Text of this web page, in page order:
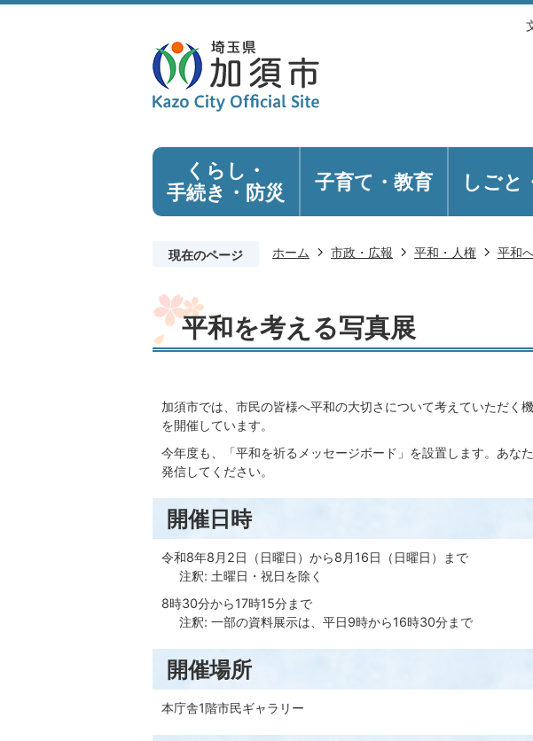
くらし・
手続き ・防災 子育て・教育 しごと
現在のページ ホーム 市政・広報 平和・人権 平和
平和を考える写真展
加須市では、市民の皆様へ平和の大切さについて考えていただく
を開催しています。
今年度も、「平和を祈るメッセージボード」を設置します。あな
発信してください。
開催日時
令和8年8月2日（日曜日）から8月16日（日曜日）まで
注釈: 土曜日・祝日を除く
8時30分から17時15分まで
注釈: 一部の資料展示は、平日9時から16時30分まで
開催場所
本庁舎1階市民ギャラリー